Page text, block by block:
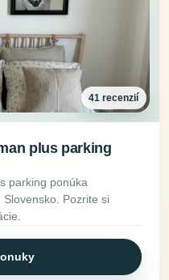
41 recenzií
plus parking
parking ponúka
Pozrite si